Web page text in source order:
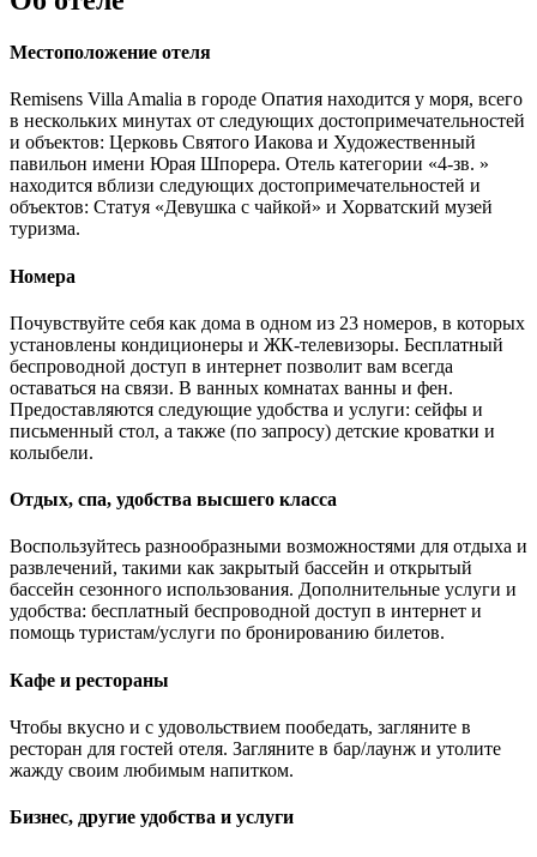
Местоположение отеля
Remisens Villa Amalia в городе Опатия находится у моря, всего
в нескольких минутах от следующих достопримечательностей
и объектов: Церковь Святого Иакова и Художественный
павильон имени Юрая Шпорера. Отель категории «4-зв. »
находится вблизи следующих достопримечательностей и
объектов: Статуя «Девушка с чайкой» и Хорватский музей
туризма.
Номера
Почувствуйте себя как дома в одном из 23 номеров, в которых
установлены кондиционеры и ЖК-телевизоры. Бесплатный
беспроводной доступ в интернет позволит вам всегда
оставаться на связи. В ванных комнатах ванны и фен.
Предоставляются следующие удобства и услуги: сейфы и
письменный стол, а также (по запросу) детские кроватки и
колыбели.
Отдых, спа, удобства высшего класса
Воспользуйтесь разнообразными возможностями для отдыха и
развлечений, такими как закрытый бассейн и открытый
бассейн сезонного использования. Дополнительные услуги и
удобства: бесплатный беспроводной доступ в интернет и
помощь туристам/услуги по бронированию билетов.
Кафе и рестораны
Чтобы вкусно и с удовольствием пообедать, загляните в
ресторан для гостей отеля. Загляните в бар/лаунж и утолите
жажду своим любимым напитком.
Бизнес, другие удобства и услуги